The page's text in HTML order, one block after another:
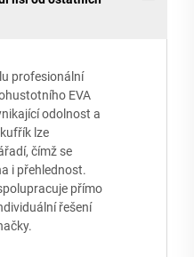
profesionální
EVA
odolnost a
lze
čímž se
i přehlednost.
přímo
řešení